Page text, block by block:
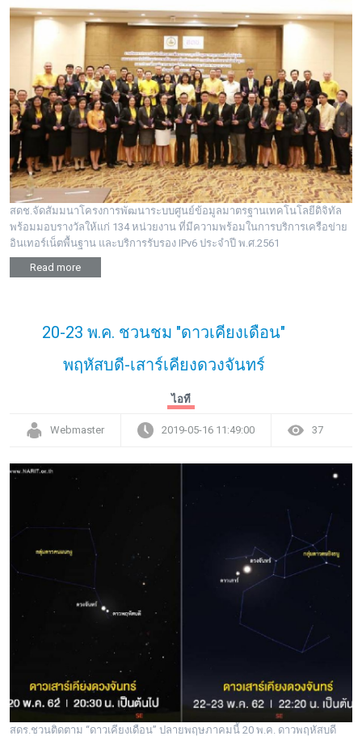
สดช.จัดสัมมนาโครงการพัฒนาระบบศูนย์ข้อมูลมาตรฐานเทคโนโลยีดิจิทัล
พร้อมมอบรางวัลให้แก่ 134 หน่วยงาน ที่มีความพร้อมในการบริการเครือข่าย
อินเทอร์เน็ตพื้นฐาน และบริการรับรอง IPv6 ประจำปี พ.ศ.2561
Read more
20-23 พ.ค. ชวนชม "ดาวเคียงเดือน"
พฤหัสบดี-เสาร์เคียงดวงจันทร์
ไอที
Webmaster 2019-05-16 11:49:00 37
สดร.ชวนติดตาม “ดาวเคียงเดือน” ปลายพฤษภาคมนี้ 20 พ.ค. ดาวพฤหัสบดี